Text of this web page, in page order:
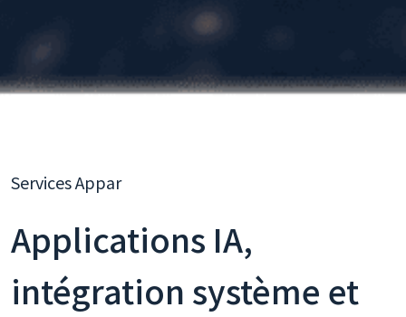
Services Appar
Applications IA,
intégration système et